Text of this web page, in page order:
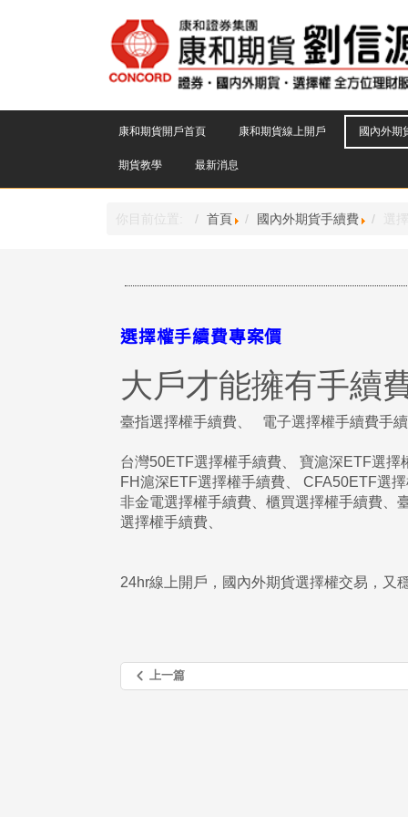
康和期貨開戶首頁 康和期貨線上開戶 國內外期
期貨教學 最新消息
你目前位置: 首頁 國內外期貨手續費
選擇權手續費專案價
大戶才能擁有手續
臺指選擇權手續費、 電子選擇權手續費手
台灣50ETF選擇權手續費、 寶滬深ETF選擇
FH滬深ETF選擇權手續費、 CFA50ETF選
非金電選擇權手續費、櫃買選擇權手續費、
選擇權手續費、
24hr線上開戶，國內外期貨選擇權交易，又
上一篇